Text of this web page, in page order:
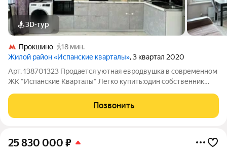
3D-тур
Прокшино
18 мин.
Жилой район «Испанские кварталы», 3 квартал 2020
Арт. 138701323 Продается уютная евродвушка в современном
ЖК "Испанские Кварталы" Легко купить:один собственник
данную квартиру можно приобрести в ипотеку по ставке 11,9%
быстрый выход на сделку
Позвонить
25 830 000 ₽